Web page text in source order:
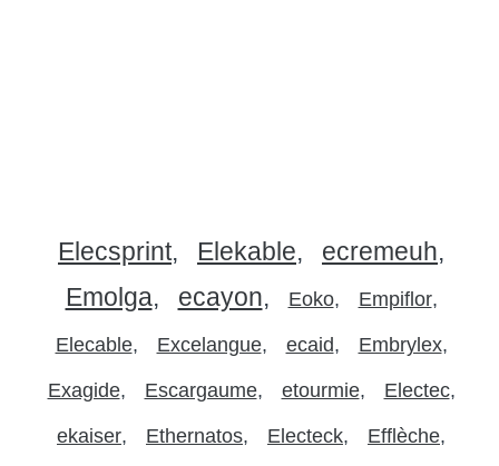
Elecsprint Elekable
ecremeuh
Emolga
ecayon Eoko Empiflor
Elecable Excelangue ecaid Embrylex
Exagide Escargaume etourmie Electec
ekaiser Ethernatos Electeck Efflèche